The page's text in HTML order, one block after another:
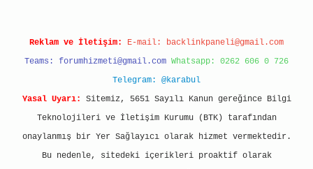
Reklam ve İletişim: E-mail: backlinkpaneli@gmail.com
Teams: forumhizmeti@gmail.com Whatsapp: 0262 606 0 726
Telegram: @karabul
Yasal Uyarı:
Sitemiz, 5651 Sayılı Kanun gereğince Bilgi
Teknolojileri ve İletişim Kurumu (BTK) tarafından
onaylanmış bir Yer Sağlayıcı olarak hizmet vermektedir.
Bu nedenle, sitedeki içerikleri proaktif olarak